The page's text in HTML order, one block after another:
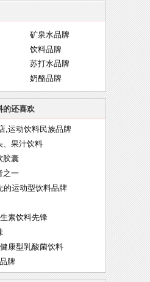
矿泉水品牌
饮料品牌
苏打水品牌
奶酪品牌
的还喜欢
,运动饮料民族品牌
、果汁饮料
胶囊
之一
的运动型饮料品牌
素饮料先锋
康型乳酸菌饮料
牌